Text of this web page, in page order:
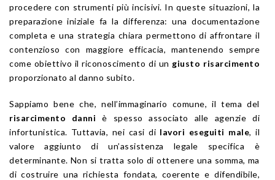
procedere con strumenti più incisivi. In queste situazioni, la
preparazione iniziale fa la differenza: una documentazione
completa e una strategia chiara permettono di affrontare il
contenzioso con maggiore efficacia, mantenendo sempre
come obiettivo il riconoscimento di un giusto risarcimento
proporzionato al danno subito.
Sappiamo bene che, nell’immaginario comune, il tema del
risarcimento danni è spesso associato alle agenzie di
infortunistica. Tuttavia, nei casi di lavori eseguiti male, il
valore aggiunto di un’assistenza legale specifica è
determinante. Non si tratta solo di ottenere una somma, ma
di costruire una richiesta fondata, coerente e difendibile,